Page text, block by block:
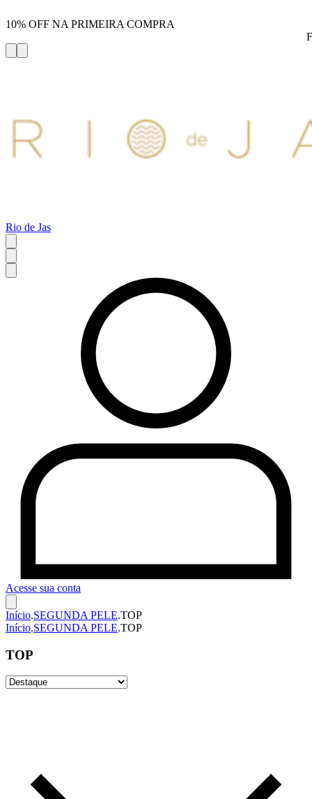
10% OFF NA PRIMEIRA COMPRA
Rio de Jas
Acesse sua conta
Início.SEGUNDA PELE.TOP
Início.SEGUNDA PELE.TOP
TOP